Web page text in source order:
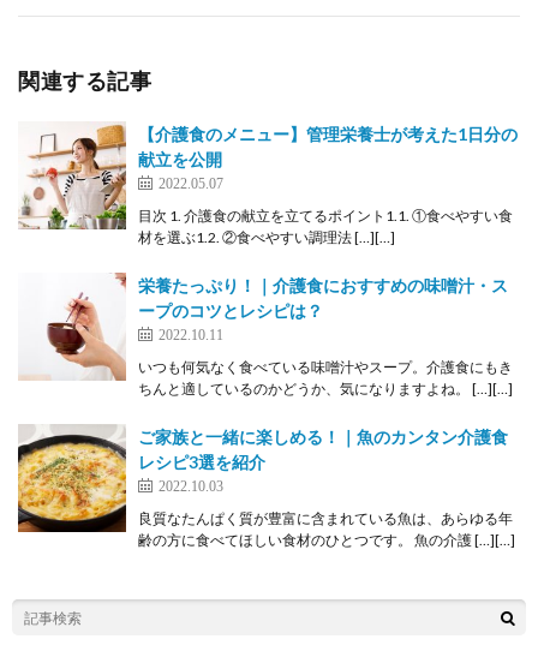
関連する記事
【介護食のメニュー】管理栄養士が考えた1日分の
献立を公開
2022.05.07
目次 1. 介護食の献立を立てるポイント1.1. ①食べやすい食
材を選ぶ1.2. ②食べやすい調理法 […][…]
栄養たっぷり！｜介護食におすすめの味噌汁・ス
ープのコツとレシピは？
2022.10.11
いつも何気なく食べている味噌汁やスープ。介護食にもき
ちんと適しているのかどうか、気になりますよね。 […][…]
ご家族と一緒に楽しめる！｜魚のカンタン介護食
レシピ3選を紹介
2022.10.03
良質なたんぱく質が豊富に含まれている魚は、あらゆる年
齢の方に食べてほしい食材のひとつです。 魚の介護 […][…]